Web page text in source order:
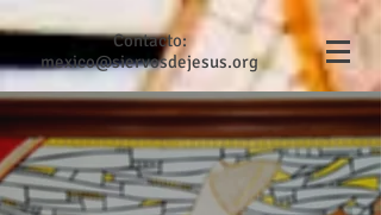
Contacto:
mexico@siervosdejesus.org